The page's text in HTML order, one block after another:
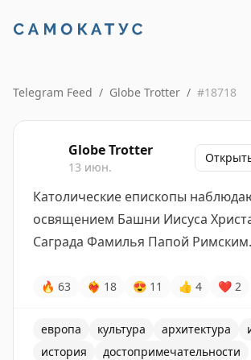
Telegram Feed / Globe Trotter / #18718
Globe Trotter
13 июн.
Католические епископы
освящением Башни Иисуса
Саграда Фамилья Папой Римским.
🔥 63 ❤‍🔥 18 😍 11 👍 4 ❤ 2
европа культура архитектура
история
достопримечательности